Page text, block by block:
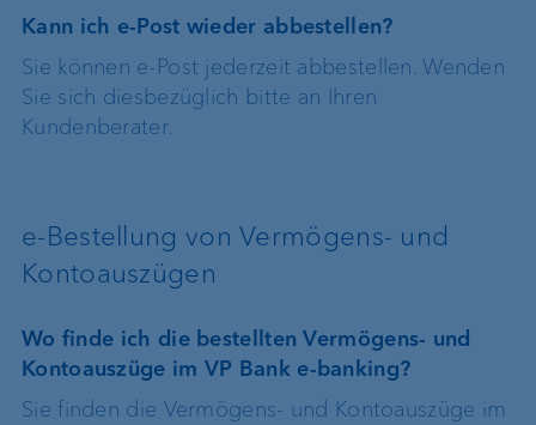
Kann ich e-Post wieder abbestellen?
Sie können e-Post jederzeit abbestellen. Wenden
Sie sich diesbezüglich bitte an Ihren
Kundenberater.
e-Bestellung von Vermögens- und
Kontoauszügen
Wo finde ich die bestellten Vermögens- und
Kontoauszüge im VP Bank e-banking?
Sie finden die Vermögens- und Kontoauszüge im